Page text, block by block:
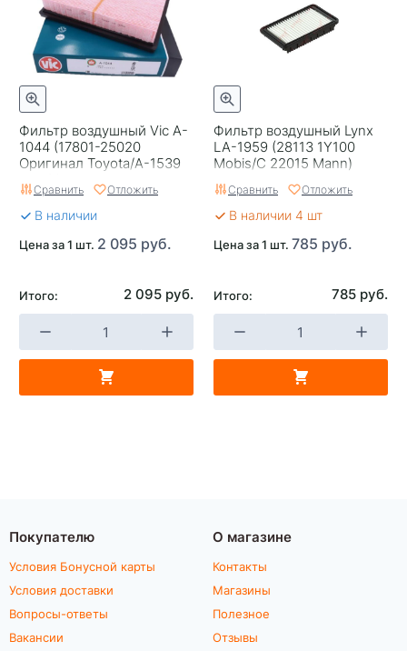
Фильтр воздушный Vic A-
1044 (17801-25020
Оригинал Toyota/A-1539
Madfil) Япония
Сравнить Отложить
В наличии
Цена за 1 шт. 2 095 руб.
Итого: 2 095 руб.
Фильтр воздушный Lynx
LA-1959 (28113 1Y100
Mobis/C 22015 Mann)
Сравнить Отложить
В наличии 4 шт
Цена за 1 шт. 785 руб.
Итого: 785 руб.
Покупателю
Условия Бонусной карты
Условия доставки
Вопросы-ответы
Вакансии
О магазине
Контакты
Магазины
Полезное
Отзывы